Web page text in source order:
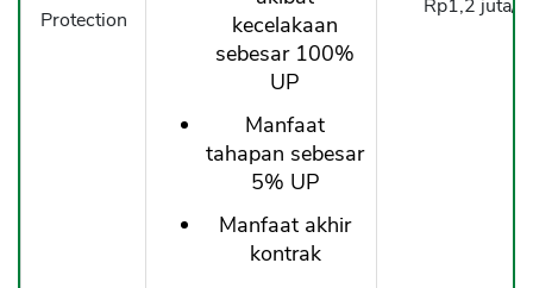
Protection
kecelakaan
sebesar 100%
UP
Manfaat
tahapan sebesar
5% UP
Manfaat akhir
kontrak
Rp1,2 juta/